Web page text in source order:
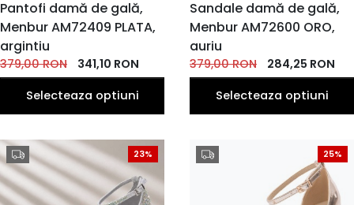
MARIME
35
EU
36
EU
37
EU
38
EU
39
EU
40
EU
Pantofi damă de gală,
Menbur AM72409 PLATA,
argintiu
379,00RON 341,10 RON
Selecteaza optiuni
MARIME
35
EU
36
EU
37
EU
38
EU EU
40
EU
Sandale damă de gală,
Menbur AM72600 ORO,
auriu
379,00RON 284,25 RON
Selecteaza optiuni
23% 25%